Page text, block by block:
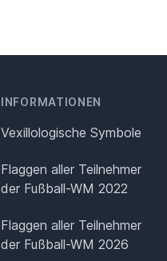
INFORMATIONEN
Vexillologische Symbole
Flaggen aller Teilnehmer
der Fußball-WM 2022
Flaggen aller Teilnehmer
der Fußball-WM 2026